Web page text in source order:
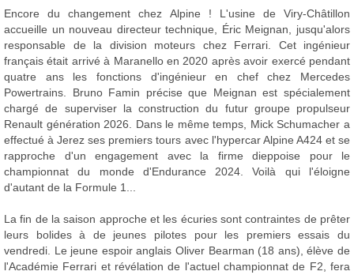
Encore du changement chez Alpine ! L'usine de Viry-Châtillon
accueille un nouveau directeur technique, Éric Meignan, jusqu'alors
responsable de la division moteurs chez Ferrari. Cet ingénieur
français était arrivé à Maranello en 2020 après avoir exercé pendant
quatre ans les fonctions d'ingénieur en chef chez Mercedes
Powertrains. Bruno Famin précise que Meignan est spécialement
chargé de superviser la construction du futur groupe propulseur
Renault génération 2026. Dans le même temps, Mick Schumacher a
effectué à Jerez ses premiers tours avec l'hypercar Alpine A424 et se
rapproche d'un engagement avec la firme dieppoise pour le
championnat du monde d'Endurance 2024. Voilà qui l'éloigne
d'autant de la Formule 1...
La fin de la saison approche et les écuries sont contraintes de prêter
leurs bolides à de jeunes pilotes pour les premiers essais du
vendredi. Le jeune espoir anglais Oliver Bearman (18 ans), élève de
l'Académie Ferrari et révélation de l'actuel championnat de F2, fera